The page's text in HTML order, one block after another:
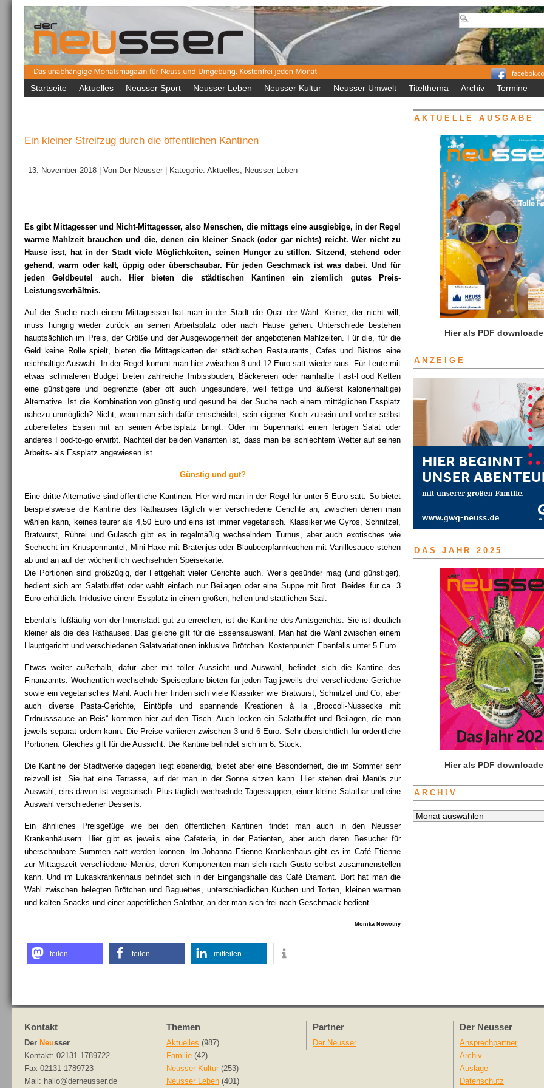
Startseite Aktuelles Neusser Sport Neusser Leben Neusser Kultur Neusser Umwelt Titelthema Archiv Termine
Ein kleiner Streifzug durch die öffentlichen Kantinen
13. November 2018 | Von Der Neusser | Kategorie: Aktuelles, Neusser Leben
Es gibt Mittagesser und Nicht-Mittagesser, also Menschen, die mittags eine ausgiebige, in der Regel
warme Mahlzeit brauchen und die, denen ein kleiner Snack (oder gar nichts) reicht. Wer nicht zu
Hause isst, hat in der Stadt viele Möglichkeiten, seinen Hunger zu stillen. Sitzend, stehend oder
gehend, warm oder kalt, üppig oder überschaubar. Für jeden Geschmack ist was dabei. Und für
jeden Geldbeutel auch. Hier bieten die städtischen Kantinen ein ziemlich gutes Preis-
Leistungsverhältnis.
Auf der Suche nach einem Mittagessen hat man in der Stadt die Qual der Wahl. Keiner, der nicht will,
muss hungrig wieder zurück an seinen Arbeitsplatz oder nach Hause gehen. Unterschiede bestehen
hauptsächlich im Preis, der Größe und der Ausgewogenheit der angebotenen Mahlzeiten. Für die, für die
Geld keine Rolle spielt, bieten die Mittagskarten der städtischen Restaurants, Cafes und Bistros eine
reichhaltige Auswahl. In der Regel kommt man hier zwischen 8 und 12 Euro satt wieder raus. Für Leute mit
etwas schmaleren Budget bieten zahlreiche Imbissbuden, Bäckereien oder namhafte Fast-Food Ketten
eine günstigere und begrenzte (aber oft auch ungesundere, weil fettige und äußerst kalorienhaltige)
Alternative. Ist die Kombination von günstig und gesund bei der Suche nach einem mittäglichen Essplatz
nahezu unmöglich? Nicht, wenn man sich dafür entscheidet, sein eigener Koch zu sein und vorher selbst
zubereitetes Essen mit an seinen Arbeitsplatz bringt. Oder im Supermarkt einen fertigen Salat oder
anderes Food-to-go erwirbt. Nachteil der beiden Varianten ist, dass man bei schlechtem Wetter auf seinen
Arbeits- als Essplatz angewiesen ist.
Günstig und gut?
Eine dritte Alternative sind öffentliche Kantinen. Hier wird man in der Regel für unter 5 Euro satt. So bietet
beispielsweise die Kantine des Rathauses täglich vier verschiedene Gerichte an, zwischen denen man
wählen kann, keines teurer als 4,50 Euro und eins ist immer vegetarisch. Klassiker wie Gyros, Schnitzel,
Bratwurst, Rührei und Gulasch gibt es in regelmäßig wechselndem Turnus, aber auch exotisches wie
Seehecht im Knuspermantel, Mini-Haxe mit Bratenjus oder Blaubeerpfannkuchen mit Vanillesauce stehen
ab und an auf der wöchentlich wechselnden Speisekarte.
Die Portionen sind großzügig, der Fettgehalt vieler Gerichte auch. Wer’s gesünder mag (und günstiger),
bedient sich am Salatbuffet oder wählt einfach nur Beilagen oder eine Suppe mit Brot. Beides für ca. 3
Euro erhältlich. Inklusive einem Essplatz in einem großen, hellen und stattlichen Saal.
Ebenfalls fußläufig von der Innenstadt gut zu erreichen, ist die Kantine des Amtsgerichts. Sie ist deutlich
kleiner als die des Rathauses. Das gleiche gilt für die Essensauswahl. Man hat die Wahl zwischen einem
Hauptgericht und verschiedenen Salatvariationen inklusive Brötchen. Kostenpunkt: Ebenfalls unter 5 Euro.
Etwas weiter außerhalb, dafür aber mit toller Aussicht und Auswahl, befindet sich die Kantine des
Finanzamts. Wöchentlich wechselnde Speisepläne bieten für jeden Tag jeweils drei verschiedene Gerichte
sowie ein vegetarisches Mahl. Auch hier finden sich viele Klassiker wie Bratwurst, Schnitzel und Co, aber
auch diverse Pasta-Gerichte, Eintöpfe und spannende Kreationen à la „Broccoli-Nussecke mit
Erdnusssauce an Reis“ kommen hier auf den Tisch. Auch locken ein Salatbuffet und Beilagen, die man
jeweils separat ordern kann. Die Preise variieren zwischen 3 und 6 Euro. Sehr übersichtlich für ordentliche
Portionen. Gleiches gilt für die Aussicht: Die Kantine befindet sich im 6. Stock.
Die Kantine der Stadtwerke dagegen liegt ebenerdig, bietet aber eine Besonderheit, die im Sommer sehr
reizvoll ist. Sie hat eine Terrasse, auf der man in der Sonne sitzen kann. Hier stehen drei Menüs zur
Auswahl, eins davon ist vegetarisch. Plus täglich wechselnde Tagessuppen, einer kleine Salatbar und eine
Auswahl verschiedener Desserts.
Ein ähnliches Preisgefüge wie bei den öffentlichen Kantinen findet man auch in den Neusser
Krankenhäusern. Hier gibt es jeweils eine Cafeteria, in der Patienten, aber auch deren Besucher für
überschaubare Summen satt werden können. Im Johanna Etienne Krankenhaus gibt es im Café Etienne
zur Mittagszeit verschiedene Menüs, deren Komponenten man sich nach Gusto selbst zusammenstellen
kann. Und im Lukaskrankenhaus befindet sich in der Eingangshalle das Café Diamant. Dort hat man die
Wahl zwischen belegten Brötchen und Baguettes, unterschiedlichen Kuchen und Torten, kleinen warmen
und kalten Snacks und einer appetitlichen Salatbar, an der man sich frei nach Geschmack bedient.
Monika Nowotny
teilen teilen mitteilen
AKTUELLE AUSGABE
Hier als PDF
ANZEIGE
DAS JAHR 2025
Hier als PDF
ARCHIV
Archiv
Kontakt
Der Neusser
Kontakt: 02131-1789722
Fax 02131-1789723
Mail: hallo@derneusser.de
Themen
Aktuelles (987)
Familie (42)
Neusser Kultur (253)
Neusser Leben (401)
Partner
Der Neusser
Der Neusser
Ansprechpartner
Archiv
Auslage
Datenschutz